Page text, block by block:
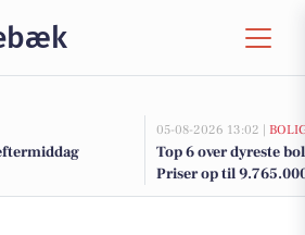
05-08-2026 13:02 |
Top 6 over dyreste
Priser op til